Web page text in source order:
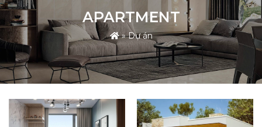
APARTMENT
» Dự án